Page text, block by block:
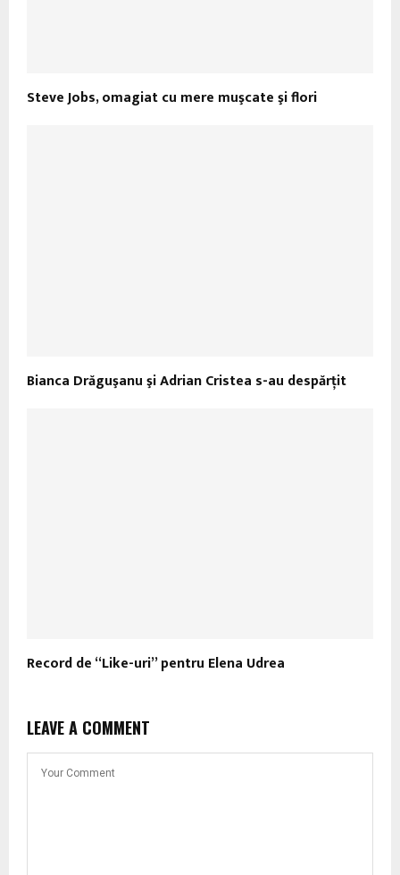
Steve Jobs, omagiat cu mere muşcate şi flori
Bianca Drăguşanu şi Adrian Cristea s-au despărţit
Record de “Like-uri” pentru Elena Udrea
LEAVE A COMMENT